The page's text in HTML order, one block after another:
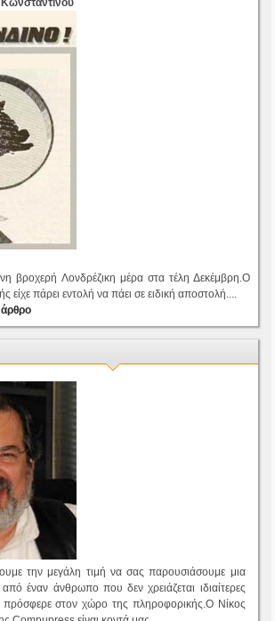
βροχερή Λονδρέζικη μέρα στα τέλη Δεκέμβρη.Ο
είχε πάρει εντολή να πάει σε ειδική αποστολή....
άρθρο
την μεγάλη τιμή να σας παρουσιάσουμε μια
έναν άνθρωπο που δεν χρειάζεται ιδιαίτερες
πρόσφερε στον χώρο της πληροφορικής.Ο Νίκος